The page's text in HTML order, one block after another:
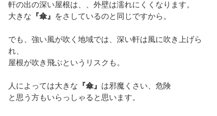
軒の出の深い屋根は、、外壁は濡れにくくなります。
大きな 『傘』 をさしているのと同じですから。
でも、強い風が吹く地域では、深い軒は風に吹き上げら
れ、
屋根が吹き飛ぶというリスクも。
人によっては大きな 『傘』 は邪魔くさい、危険
と思う方もいらっしゃると思います。